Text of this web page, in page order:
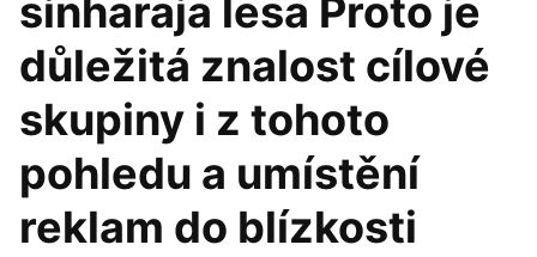
sinharaja lesa Proto je
důležitá znalost cílové
skupiny i z tohoto
pohledu a umístění
reklam do blízkosti